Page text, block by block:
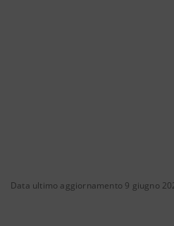
Data ultimo aggiornamento 9 giugno